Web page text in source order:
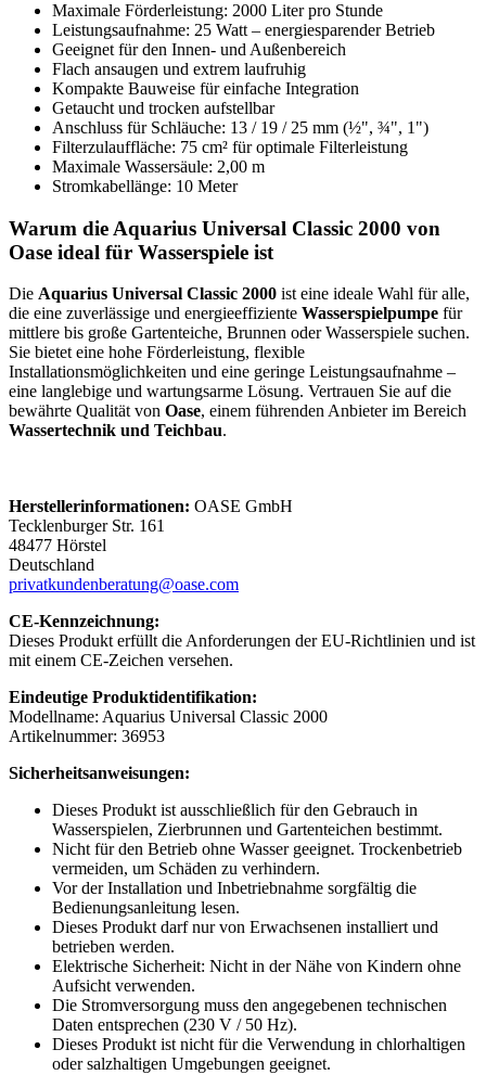
Maximale Förderleistung: 2000 Liter pro Stunde
Leistungsaufnahme: 25 Watt – energiesparender Betrieb
Geeignet für den Innen- und Außenbereich
Flach ansaugen und extrem laufruhig
Kompakte Bauweise für einfache Integration
Getaucht und trocken aufstellbar
Anschluss für Schläuche: 13 / 19 / 25 mm (½", ¾", 1")
Filterzulauffläche: 75 cm² für optimale Filterleistung
Maximale Wassersäule: 2,00 m
Stromkabellänge: 10 Meter
Warum die Aquarius Universal Classic 2000 von
Oase ideal für Wasserspiele ist
Die Aquarius Universal Classic 2000 ist eine ideale Wahl für alle,
die eine zuverlässige und energieeffiziente Wasserspielpumpe für
mittlere bis große Gartenteiche, Brunnen oder Wasserspiele suchen.
Sie bietet eine hohe Förderleistung, flexible
Installationsmöglichkeiten und eine geringe Leistungsaufnahme –
eine langlebige und wartungsarme Lösung. Vertrauen Sie auf die
bewährte Qualität von Oase, einem führenden Anbieter im Bereich
Wassertechnik und Teichbau.
Herstellerinformationen: OASE GmbH
Tecklenburger Str. 161
48477 Hörstel
Deutschland
privatkundenberatung@oase.com
CE-Kennzeichnung:
Dieses Produkt erfüllt die Anforderungen der EU-Richtlinien und ist
mit einem CE-Zeichen versehen.
Eindeutige Produktidentifikation:
Modellname: Aquarius Universal Classic 2000
Artikelnummer: 36953
Sicherheitsanweisungen:
Dieses Produkt ist ausschließlich für den Gebrauch in
Wasserspielen, Zierbrunnen und Gartenteichen bestimmt.
Nicht für den Betrieb ohne Wasser geeignet. Trockenbetrieb
vermeiden, um Schäden zu verhindern.
Vor der Installation und Inbetriebnahme sorgfältig die
Bedienungsanleitung lesen.
Dieses Produkt darf nur von Erwachsenen installiert und
betrieben werden.
Elektrische Sicherheit: Nicht in der Nähe von Kindern ohne
Aufsicht verwenden.
Die Stromversorgung muss den angegebenen technischen
Daten entsprechen (230 V / 50 Hz).
Dieses Produkt ist nicht für die Verwendung in chlorhaltigen
oder salzhaltigen Umgebungen geeignet.